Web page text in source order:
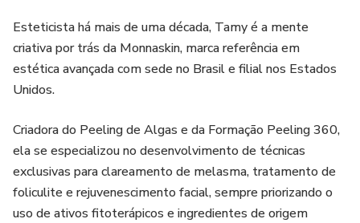
Esteticista há mais de uma década, Tamy é a mente
criativa por trás da Monnaskin, marca referência em
estética avançada com sede no Brasil e filial nos Estados
Unidos.
Criadora do Peeling de Algas e da Formação Peeling 360,
ela se especializou no desenvolvimento de técnicas
exclusivas para clareamento de melasma, tratamento de
foliculite e rejuvenescimento facial, sempre priorizando o
uso de ativos fitoterápicos e ingredientes de origem